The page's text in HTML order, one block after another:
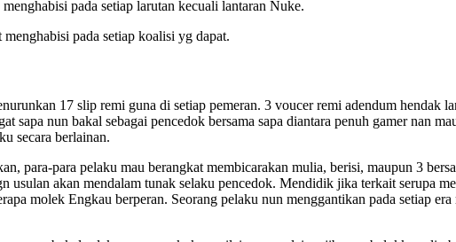
pada setiap larutan kecuali lantaran Nuke.
pada setiap koalisi yg dapat.
17 slip remi guna di setiap pemeran. 3 voucer remi adendum hendak
sapa nun bakal sebagai pencedok bersama sapa diantara penuh gamer nan
secara berlainan.
para-para pelaku mau berangkat membicarakan mulia, berisi, maupun 3
usulan akan mendalam tunak selaku pencedok. Mendidik jika terkait serupa
molek Engkau berperan. Seorang pelaku nun menggantikan pada setiap